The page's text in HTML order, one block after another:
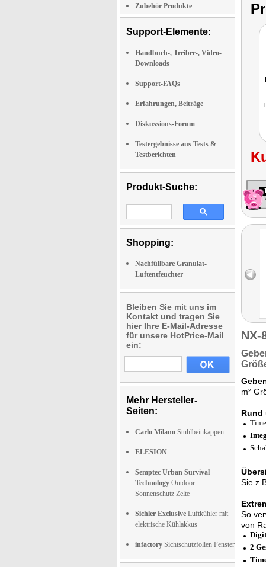
Zubehör Produkte
Support-Elemente:
Handbuch-, Treiber-, Video-
Downloads
Support-FAQs
Erfahrungen, Beiträge
Diskussions-Forum
Testergebnisse aus Tests &
Testberichten
Produkt-Suche:
Shopping:
Nachfüllbare Granulat-
Luftentfeuchter
Bleiben Sie mit uns im
Kontakt und tragen Sie
hier Ihre E-Mail-Adresse
für unsere HotPrice-Mail
ein:
Mehr Hersteller-
Seiten:
Carlo Milano Stuhlbeinkappen
ELESION
Semptec Urban Survival
Technology Outdoor
Sonnenschutz Zelte
Sichler Exclusive Luftkühler mit
elektrische Kühlakkus
infactory Sichtschutzfolien Fenster
NX-
m²
Rund
Sie
So
von
2